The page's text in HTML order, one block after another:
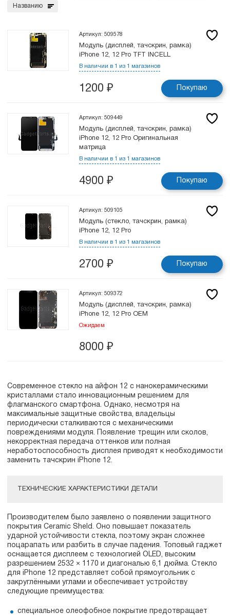
Названию
Артикул: 509578
Модуль (дисплей, тачскрин, рамка)
iPhone 12, 12 Pro TFT INCELL
В наличии в 1 из 1 магазинов
1200 ₽ Покупаю
Артикул: 509449
Модуль (дисплей, тачскрин, рамка)
iPhone 12, 12 Pro Оригинальная
матрица
В наличии в 1 из 1 магазинов
4900 ₽ Покупаю
Артикул: 509105
Модуль (стекло, тачскрин, рамка)
iPhone 12, 12 Pro
В наличии в 1 из 1 магазинов
2700 ₽ Покупаю
Артикул: 509372
Модуль (дисплей, тачскрин, рамка)
iPhone 12, 12 Pro OEM
Ожидаем
8000 ₽
Современное стекло на айфон 12 с нанокерамическими
кристаллами стало инновационным решением для
флагманского смартфона. Однако, несмотря на
максимальные защитные свойства, владельцы
периодически сталкиваются с механическими
повреждениями модуля. Появление трещин или сколов,
некорректная передача оттенков или полная
неработоспособность дисплея приводят к необходимости
заменить тачскрин iPhone 12.
ТЕХНИЧЕСКИЕ ХАРАКТЕРИСТИКИ ДЕТАЛИ
Производителем было заявлено о появлении защитного
покрытия Ceramic Sheld. Оно повышает показатель
ударной устойчивости стекла, поэтому экран сложнее
поцарапать или разбить в случае падения. Топовый гаджет
оснащается дисплеем с технологией OLED, высоким
разрешением 2532 × 1170 и диагональю 6,1 дюйма. Стекло
для iPhone 12 представляет собой прямоугольник с
закруглёнными углами и обеспечивает устройству
следующие преимущества:
специальное олеофобное покрытие предотвращает